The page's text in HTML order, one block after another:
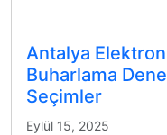
Antalya
Buharlama
Seçimler
Eylül 15, 2025